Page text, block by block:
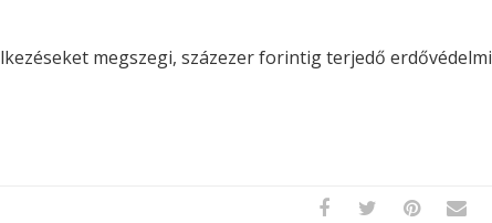
megszegi, százezer forintig terjedő erdővédelmi